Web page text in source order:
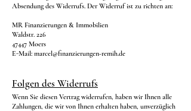
Absendung des Widerrufs. Der Widerruf ist zu richten an:
MR Finanzierungen & Immobilien
Waldstr. 226
47447 Moers
E-Mail: marcel@finanzierungen-remih.de
Folgen des Widerrufs
Wenn Sie diesen Vertrag widerrufen, haben wir Ihnen alle
Zahlungen, die wir von Ihnen erhalten haben, unverzüglich